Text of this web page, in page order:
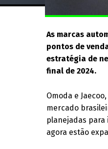
As marcas
pontos de
estratégia de
final de 2024.
Omoda e
mercado
planejadas para
agora estão